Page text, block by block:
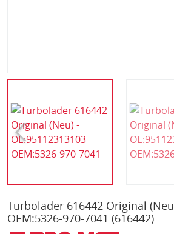
Turbolader 616442 Original
OEM:5326-970-7041 (616442)